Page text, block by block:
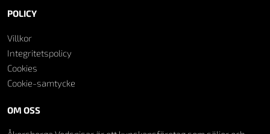
OM OSS
POLICY
Villkor
Integritetspolicy
Cookies
Cookie-samtycke